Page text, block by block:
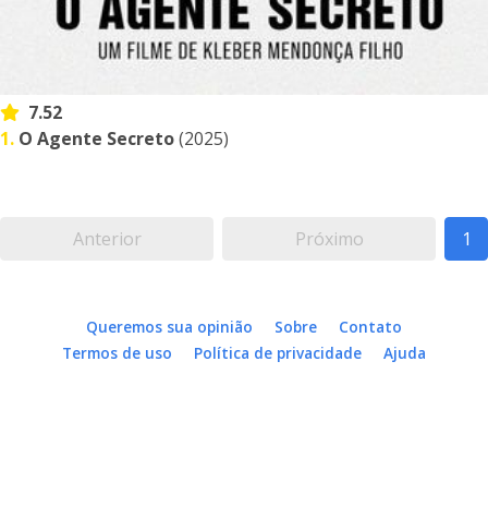
7.52
1. O Agente Secreto(2025)
Anterior Próximo 1
Queremos sua opinião Sobre
Contato
Termos de uso
Política de privacidade Ajuda